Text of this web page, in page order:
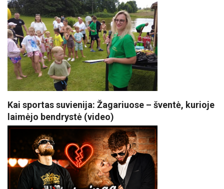
Kai sportas suvienija: Žagariuose – šventė, kurioje
laimėjo bendrystė (video)